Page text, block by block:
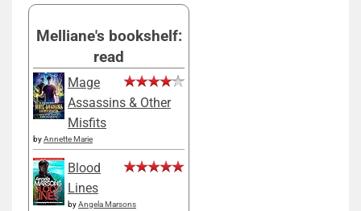
Melliane's bookshelf:
read
Mage
Assassins & Other
Misfits
byAnnette Marie
Blood
Lines
byAngela Marsons